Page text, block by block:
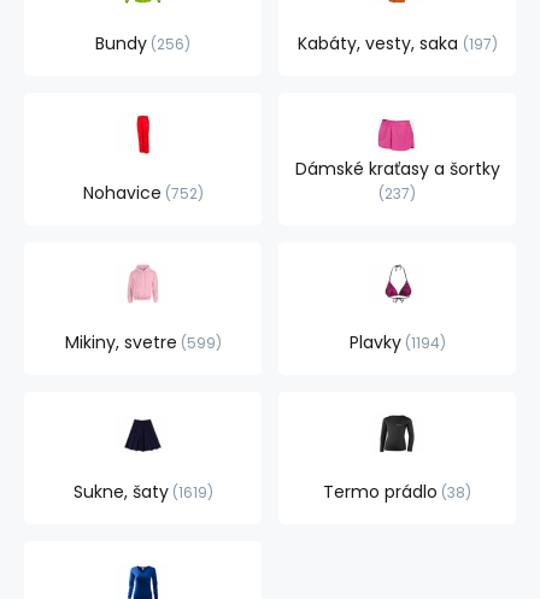
Bundy 256 Kabáty, vesty, saka 197
Nohavice 752
Dámské kraťasy a šortky
237
Mikiny, svetre 599 Plavky 1194
Sukne, šaty 1619 Termo prádlo 38